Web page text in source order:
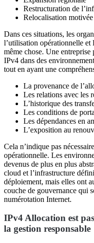
Restructuration de
Relocalisation
Dans ces situations, les
l’utilisation opérationnelle
même chose. Une entreprise
IPv4 dans des
tout en ayant une
La provenance de
Les relations avec les
L’historique des
Les conditions de
Les dépendances en
L’exposition au
Cela n’indique pas
opérationnelle. Les
devenus de plus en plus
cloud et l’infrastructure
déploiement, mais elles ont
couche de gouvernance qui
numérotation Internet.
IPv4 Allocation est
la gestion responsable